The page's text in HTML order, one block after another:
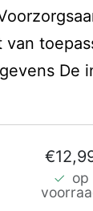
van
De
op